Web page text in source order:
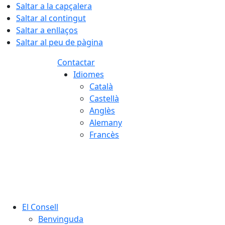
Saltar a la capçalera
Saltar al contingut
Saltar a enllaços
Saltar al peu de pàgina
Contactar
Idiomes
Català
Castellà
Anglès
Alemany
Francès
El Consell
Benvinguda